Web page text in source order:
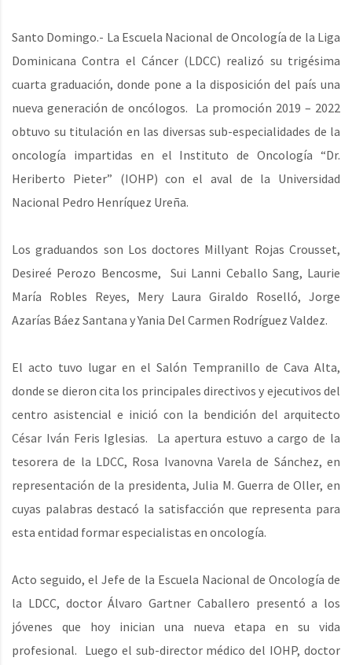
Santo Domingo.- La Escuela Nacional de Oncología de la Liga
Dominicana Contra el Cáncer (LDCC) realizó su trigésima
cuarta graduación, donde pone a la disposición del país una
nueva generación de oncólogos. La promoción 2019 – 2022
obtuvo su titulación en las diversas sub-especialidades de la
oncología impartidas en el Instituto de Oncología “Dr.
Heriberto Pieter” (IOHP) con el aval de la Universidad
Nacional Pedro Henríquez Ureña.
Los graduandos son Los doctores Millyant Rojas Crousset,
Desireé Perozo Bencosme, Sui Lanni Ceballo Sang, Laurie
María Robles Reyes, Mery Laura Giraldo Roselló, Jorge
Azarías Báez Santana y Yania Del Carmen Rodríguez Valdez.
El acto tuvo lugar en el Salón Tempranillo de Cava Alta,
donde se dieron cita los principales directivos y ejecutivos del
centro asistencial e inició con la bendición del arquitecto
César Iván Feris Iglesias. La apertura estuvo a cargo de la
tesorera de la LDCC, Rosa Ivanovna Varela de Sánchez, en
representación de la presidenta, Julia M. Guerra de Oller, en
cuyas palabras destacó la satisfacción que representa para
esta entidad formar especialistas en oncología.
Acto seguido, el Jefe de la Escuela Nacional de Oncología de
la LDCC, doctor Álvaro Gartner Caballero presentó a los
jóvenes que hoy inician una nueva etapa en su vida
profesional. Luego el sub-director médico del IOHP, doctor